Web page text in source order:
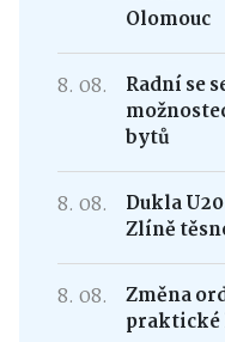
Olomouc
8. 08.
Radní se
bytů
8. 08.
Dukla
Zlíně
8. 08.
Změna